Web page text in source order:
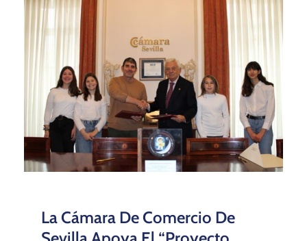
La Cámara De Comercio De